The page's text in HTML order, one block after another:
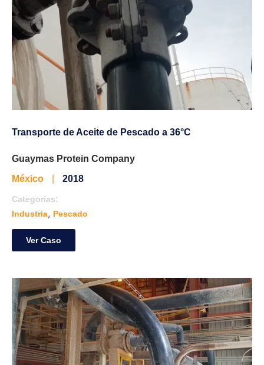
Transporte de Aceite de Pescado a 36°C
Guaymas Protein Company
México
2018
Categorias:
Industria, Pescado
Ver Caso